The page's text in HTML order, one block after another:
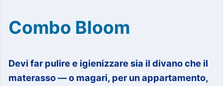
Combo Bloom
Devi far pulire e igienizzare sia il divano che il
materasso — o magari, per un appartamento,